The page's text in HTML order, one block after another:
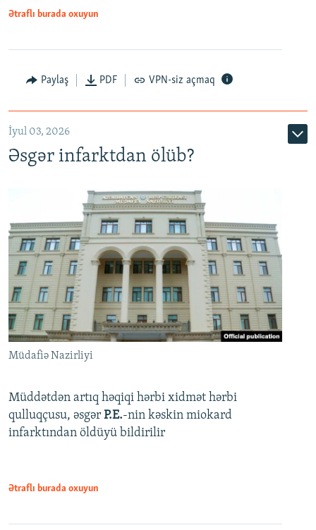
Auto 240p 360p 480p
720p 1080p
Ətraflı burada oxuyun
Paylaş PDF VPN-siz açmaq
İyul 03, 2026
Əsgər infarktdan ölüb?
Müdafiə Nazirliyi
Müddətdən artıq həqiqi hərbi xidmət hərbi
qulluqçusu, əsgər P.E.-nin kəskin miokard
infarktından öldüyü bildirilir
Ətraflı burada oxuyun